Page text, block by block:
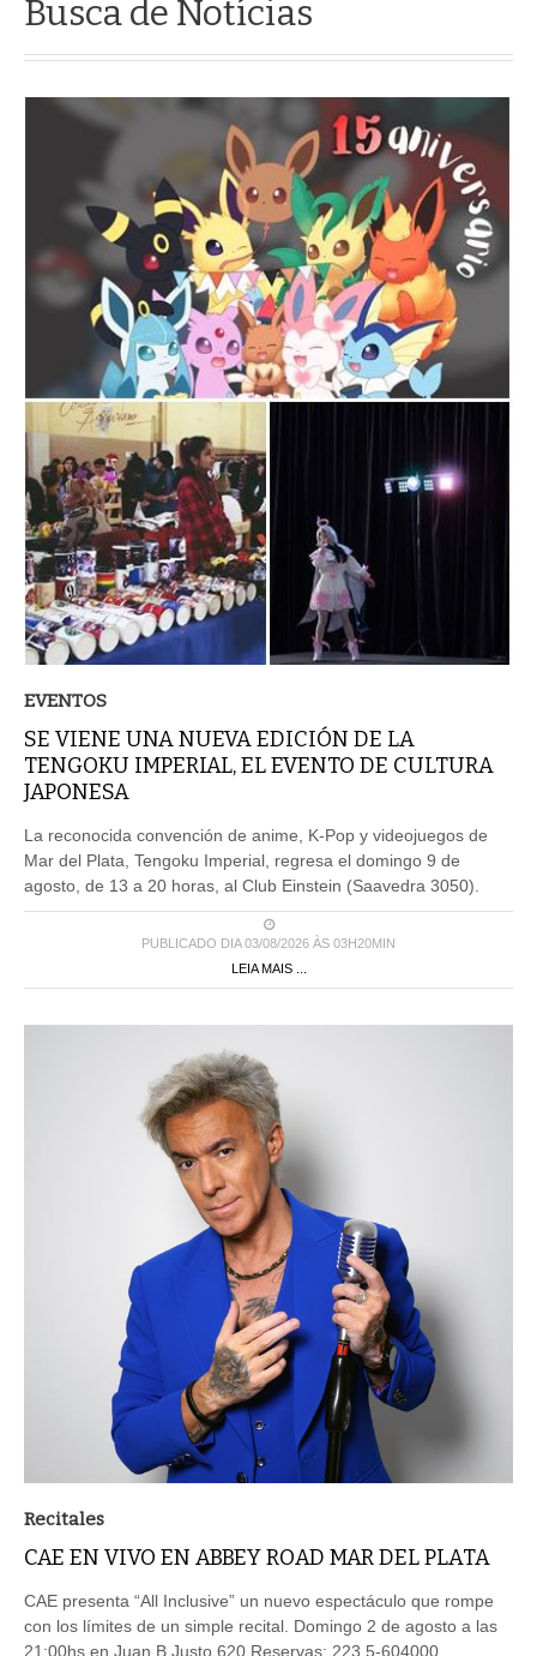
Busca de Notícias
EVENTOS
SE VIENE UNA NUEVA EDICIÓN DE LA
TENGOKU IMPERIAL, EL EVENTO DE CULTURA
JAPONESA
La reconocida convención de anime, K-Pop y videojuegos de
Mar del Plata, Tengoku Imperial, regresa el domingo 9 de
agosto, de 13 a 20 horas, al Club Einstein (Saavedra 3050).
PUBLICADO DIA 03/08/2026 ÀS 03H20MIN
LEIA MAIS ...
Recitales
CAE EN VIVO EN ABBEY ROAD MAR DEL PLATA
CAE presenta “All Inclusive” un nuevo espectáculo que rompe
con los límites de un simple recital. Domingo 2 de agosto a las
21:00hs en Juan B Justo 620 Reservas: 223 5-604000